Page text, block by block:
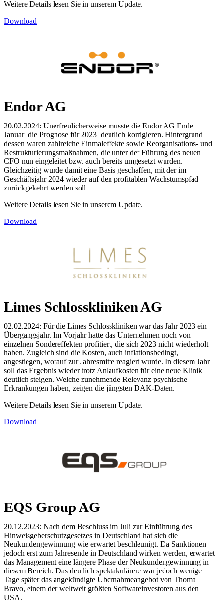
Weitere Details lesen Sie in unserem Update.
Download
Endor AG
20.02.2024: Unerfreulicherweise musste die Endor AG Ende
Januar die Prognose für 2023 deutlich korrigieren. Hintergrund
dessen waren zahlreiche Einmaleffekte sowie Reorganisations- und
Restrukturierungsmaßnahmen, die unter der Führung des neuen
CFO nun eingeleitet bzw. auch bereits umgesetzt wurden.
Gleichzeitig wurde damit eine Basis geschaffen, mit der im
Geschäftsjahr 2024 wieder auf den profitablen Wachstumspfad
zurückgekehrt werden soll.
Weitere Details lesen Sie in unserem Update.
Download
Limes Schlosskliniken AG
02.02.2024: Für die Limes Schlosskliniken war das Jahr 2023 ein
Übergangsjahr. Im Vorjahr hatte das Unternehmen noch von
einzelnen Sondereffekten profitiert, die sich 2023 nicht wiederholt
haben. Zugleich sind die Kosten, auch inflationsbedingt,
angestiegen, worauf zur Jahresmitte reagiert wurde. In diesem Jahr
soll das Ergebnis wieder trotz Anlaufkosten für eine neue Klinik
deutlich steigen. Welche zunehmende Relevanz psychische
Erkrankungen haben, zeigen die jüngsten DAK-Daten.
Weitere Details lesen Sie in unserem Update.
Download
EQS Group AG
20.12.2023: Nach dem Beschluss im Juli zur Einführung des
Hinweisgeberschutzgesetzes in Deutschland hat sich die
Neukundengewinnung wie erwartet beschleunigt. Da Sanktionen
jedoch erst zum Jahresende in Deutschland wirken werden, erwartet
das Management eine längere Phase der Neukundengewinnung in
diesem Bereich. Das deutlich spektakulärere war jedoch wenige
Tage später das angekündigte Übernahmeangebot von Thoma
Bravo, einem der weltweit größten Softwareinvestoren aus den
USA.